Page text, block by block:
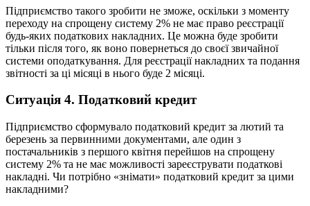
Підприємство такого зробити не зможе, оскільки з моменту
переходу на спрощену систему 2% не має право реєстрації
будь-яких податкових накладних. Це можна буде зробити
тільки після того, як воно повернеться до своєї звичайної
системи оподаткування. Для реєстрації накладних та подання
звітності за ці місяці в нього буде 2 місяці.
Ситуація 4. Податковий кредит
Підприємство сформувало податковий кредит за лютий та
березень за первинними документами, але один з
постачальників з першого квітня перейшов на спрощену
систему 2% та не має можливості зареєструвати податкові
накладні. Чи потрібно «знімати» податковий кредит за цими
накладними?